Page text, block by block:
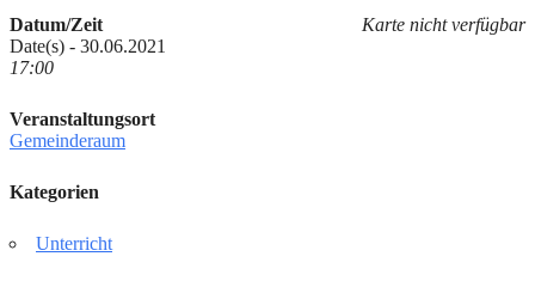
Karte nicht verfügbar
Datum/Zeit
Date(s) - 30.06.2021
17:00
Veranstaltungsort
Gemeinderaum
Kategorien
Unterricht